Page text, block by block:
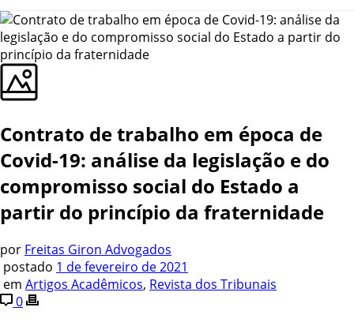
Contrato de trabalho em época de
Covid-19: análise da legislação e do
compromisso social do Estado a
partir do princípio da fraternidade
por Freitas Giron Advogados
postado 1 de fevereiro de 2021
em Artigos Acadêmicos, Revista dos Tribunais
0